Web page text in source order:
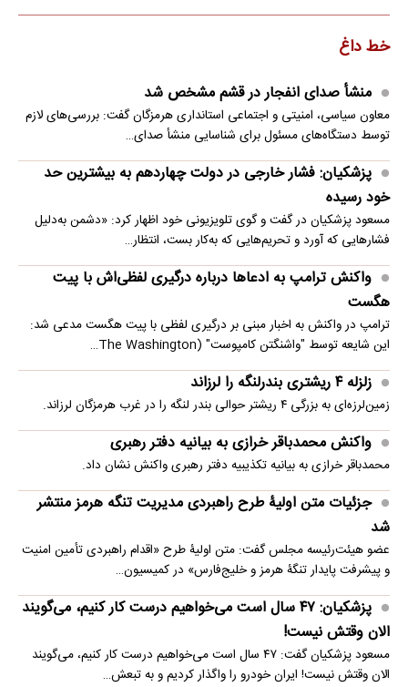
خط داغ
منشأ صدای انفجار در قشم مشخص شد
معاون سیاسی، امنیتی و اجتماعی استانداری هرمزگان گفت: بررسی‌های لازم
توسط دستگاه‌های مسئول برای شناسایی منشأ صدای…
پزشکیان: فشار خارجی در دولت چهاردهم به بیشترین حد
خود رسیده
مسعود پزشکیان در گفت و گوی تلویزیونی خود اظهار کرد: «دشمن به‌دلیل
فشارهایی که آورد و تحریم‌هایی که به‌کار بست، انتظار…
واکنش ترامپ به ادعاها درباره درگیری لفظی‌اش با پیت
هگست
ترامپ در واکنش به اخبار مبنی بر درگیری لفظی با پیت هگست مدعی شد:
این شایعه توسط "واشنگتن کامپوست" (The Washington…
زلزله ۴ ریشتری بندرلنگه را لرزاند
زمین‌لرزه‌ای به بزرگی ۴ ریشتر حوالی بندر لنگه را در غرب هرمزگان لرزاند.
واکنش محمدباقر خرازی به بیانیه دفتر رهبری
محمدباقر خرازی به بیانیه تکذیبیه دفتر رهبری واکنش نشان داد.
جزئیات متن اولیۀ طرح راهبردی مدیریت تنگه هرمز منتشر
شد
عضو هیئت‌رئیسه مجلس گفت: متن اولیۀ طرح «اقدام راهبردی تأمین امنیت
و پیشرفت پایدار تنگۀ هرمز و خلیج‌فارس» در کمیسیون…
پزشکیان: ۴۷ سال است می‌خواهیم درست کار کنیم، می‌گویند
الان وقتش نیست!
مسعود پزشکیان گفت: ۴۷ سال است می‌خواهیم درست کار کنیم، می‌گویند
الان وقتش نیست! ایران خودرو را واگذار کردیم و به تبعش…